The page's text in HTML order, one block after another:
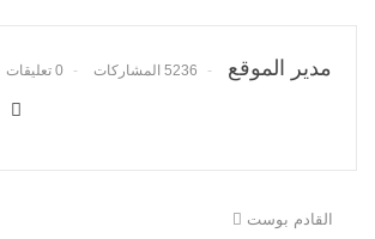
مدير الموقع 5236 المشاركات 0 تعليقات
القادم بوست